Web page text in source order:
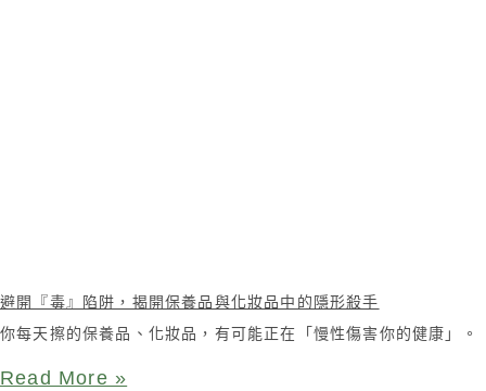
避開『毒』陷阱，揭開保養品與化妝品中的隱形殺手
你每天擦的保養品、化妝品，有可能正在「慢性傷害你的健康」。
Read More »